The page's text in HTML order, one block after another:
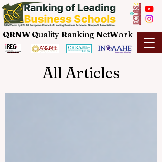
QRNW Quality Ranking NetWork
All Articles